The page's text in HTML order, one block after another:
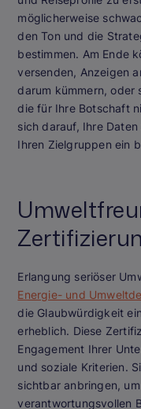
möglicherweise
den Ton und die
bestimmen. Am Ende
versenden, Anzeigen
darum kümmern, oder
die für Ihre Botschaft
sich darauf, Ihre
Ihren Zielgruppen ein
Erlangung seriöser
Energie- und
die Glaubwürdigkeit
erheblich. Diese
Engagement Ihrer
und soziale Kriterien.
sichtbar anbringen,
verantwortungsvollen